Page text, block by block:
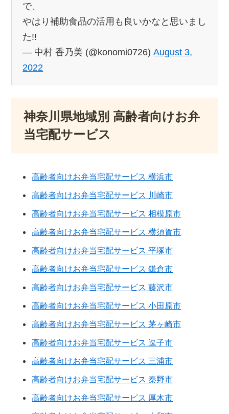
で、
やはり補助食品の活用も良いかなと思いまし
た!!
— 中村 香乃美 (@konomi0726)August 3,
2022
神奈川県地域別 高齢者向けお弁
当宅配サービス
高齢者向けお弁当宅配サービス 横浜市
高齢者向けお弁当宅配サービス 川崎市
高齢者向けお弁当宅配サービス 相模原市
高齢者向けお弁当宅配サービス 横須賀市
高齢者向けお弁当宅配サービス 平塚市
高齢者向けお弁当宅配サービス 鎌倉市
高齢者向けお弁当宅配サービス 藤沢市
高齢者向けお弁当宅配サービス 小田原市
高齢者向けお弁当宅配サービス 茅ヶ崎市
高齢者向けお弁当宅配サービス 逗子市
高齢者向けお弁当宅配サービス 三浦市
高齢者向けお弁当宅配サービス 秦野市
高齢者向けお弁当宅配サービス 厚木市